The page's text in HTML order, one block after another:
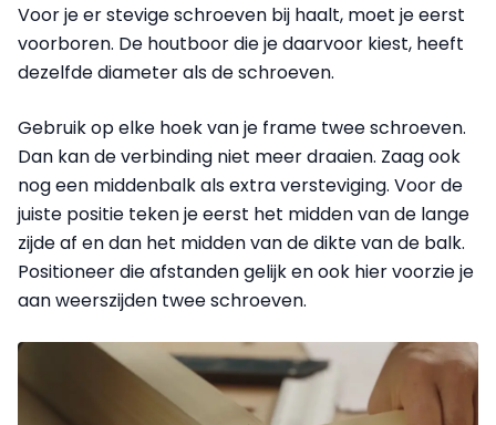
Voor je er stevige schroeven bij haalt, moet je eerst
voorboren. De houtboor die je daarvoor kiest, heeft
dezelfde diameter als de schroeven.
Gebruik op elke hoek van je frame twee schroeven.
Dan kan de verbinding niet meer draaien. Zaag ook
nog een middenbalk als extra versteviging. Voor de
juiste positie teken je eerst het midden van de lange
zijde af en dan het midden van de dikte van de balk.
Positioneer die afstanden gelijk en ook hier voorzie je
aan weerszijden twee schroeven.